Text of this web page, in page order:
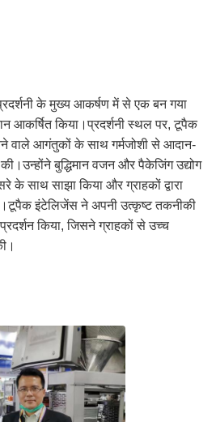
के मुख्य आकर्षण में से एक बन गया
आकर्षित किया।प्रदर्शनी स्थल पर, टूपैक
वाले आगंतुकों के साथ गर्मजोशी से आदान-
बुद्धिमान वजन और पैकेजिंग उद्योग
के साथ साझा किया और ग्राहकों द्वारा
इंटेलिजेंस ने अपनी उत्कृष्ट तकनीकी
किया, जिसने ग्राहकों से उच्च